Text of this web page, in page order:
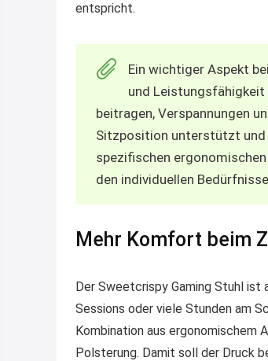
entspricht.
Ein wichtiger Aspekt
und Leistungsfähigkeit
beitragen, Verspannungen
Sitzposition unterstützt und
spezifischen
den individuellen
Mehr Komfort beim
Der Sweetcrispy Gaming Stuhl ist
Sessions oder viele Stunden am
Kombination aus ergonomischem
Polsterung. Damit soll der Druck